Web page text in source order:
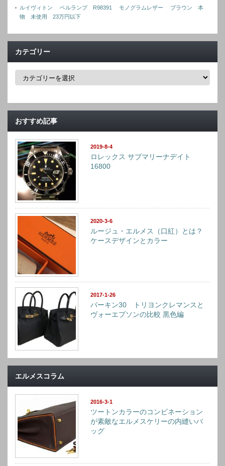
ルイヴィトン ベルランプ R98391 モノグラムレザー ブラウン 本
物 未使用 23万円以下
カテゴリー
カ
ー
おすすめ記事
2019-8-4
ロレックス サブマリーナデイト
16800
2020-3-6
ルージュ・エルメス（口紅）とは？
ケースデザインとカラー
2017-1-26
バーキン30 トリヨンクレマンスと
ヴォーエプソンの比較 黒色編
エルメスコラム
2016-3-1
ツートンカラーのコンビネーション
が素敵なエルメスケリーの内縫いバ
ッグ